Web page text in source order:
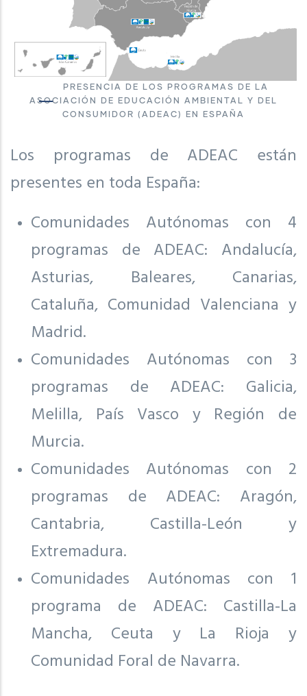
PRESENCIA DE LOS PROGRAMAS DE LA
ASOCIACIÓN DE EDUCACIÓN AMBIENTAL Y DEL
CONSUMIDOR (ADEAC) EN ESPAÑA
Los programas de ADEAC están
presentes en toda España:
Comunidades Autónomas con 4
programas de ADEAC: Andalucía,
Asturias, Baleares, Canarias,
Cataluña, Comunidad Valenciana y
Madrid.
Comunidades Autónomas con 3
programas de ADEAC: Galicia,
Melilla, País Vasco y Región de
Murcia.
Comunidades Autónomas con 2
programas de ADEAC: Aragón,
Cantabria, Castilla-León y
Extremadura.
Comunidades Autónomas con 1
programa de ADEAC: Castilla-La
Mancha, Ceuta y La Rioja y
Comunidad Foral de Navarra.